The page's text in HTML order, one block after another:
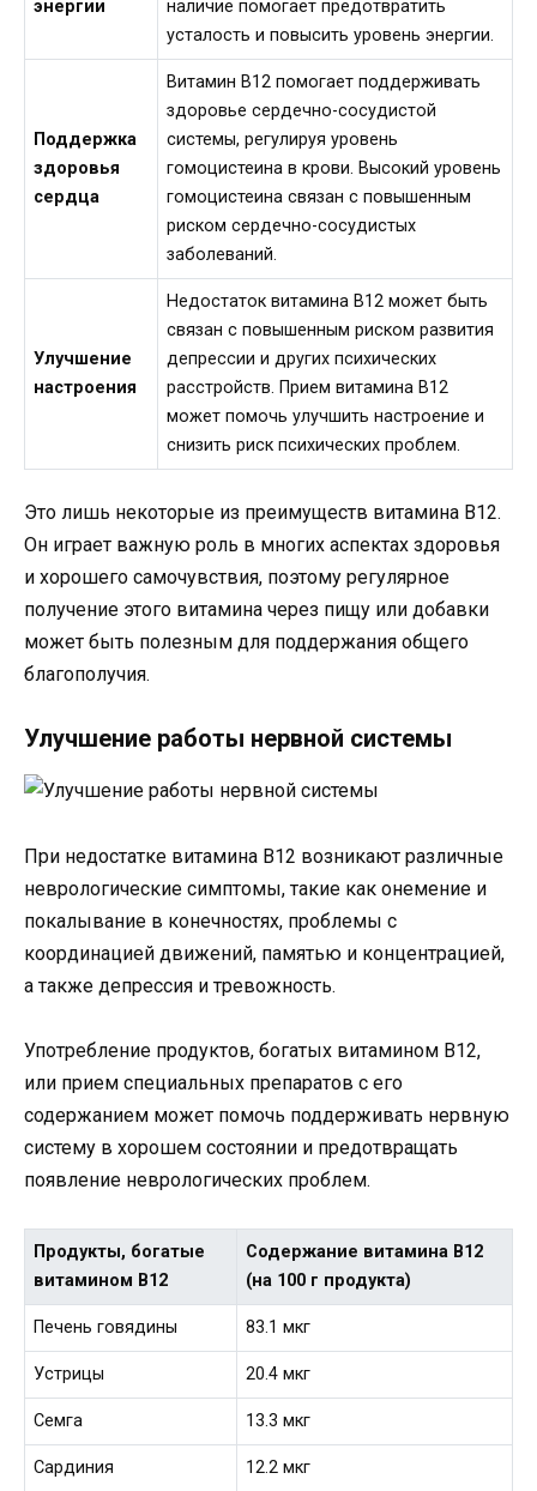
энергии
наличие помогает предотвратить
усталость и повысить уровень энергии.
Поддержка
здоровья
сердца
Витамин B12 помогает поддерживать
здоровье сердечно-сосудистой
системы, регулируя уровень
гомоцистеина в крови. Высокий уровень
гомоцистеина связан с повышенным
риском сердечно-сосудистых
заболеваний.
Улучшение
настроения
Недостаток витамина B12 может быть
связан с повышенным риском развития
депрессии и других психических
расстройств. Прием витамина B12
может помочь улучшить настроение и
снизить риск психических проблем.
Это лишь некоторые из преимуществ витамина B12.
Он играет важную роль в многих аспектах здоровья
и хорошего самочувствия, поэтому регулярное
получение этого витамина через пищу или добавки
может быть полезным для поддержания общего
благополучия.
Улучшение работы нервной системы
При недостатке витамина B12 возникают различные
неврологические симптомы, такие как онемение и
покалывание в конечностях, проблемы с
координацией движений, памятью и концентрацией,
а также депрессия и тревожность.
Употребление продуктов, богатых витамином B12,
или прием специальных препаратов с его
содержанием может помочь поддерживать нервную
систему в хорошем состоянии и предотвращать
появление неврологических проблем.
Продукты, богатые
витамином B12
Содержание витамина B12
(на 100 г продукта)
Печень говядины 83.1 мкг
Устрицы 20.4 мкг
Семга 13.3 мкг
Сардиния 12.2 мкг